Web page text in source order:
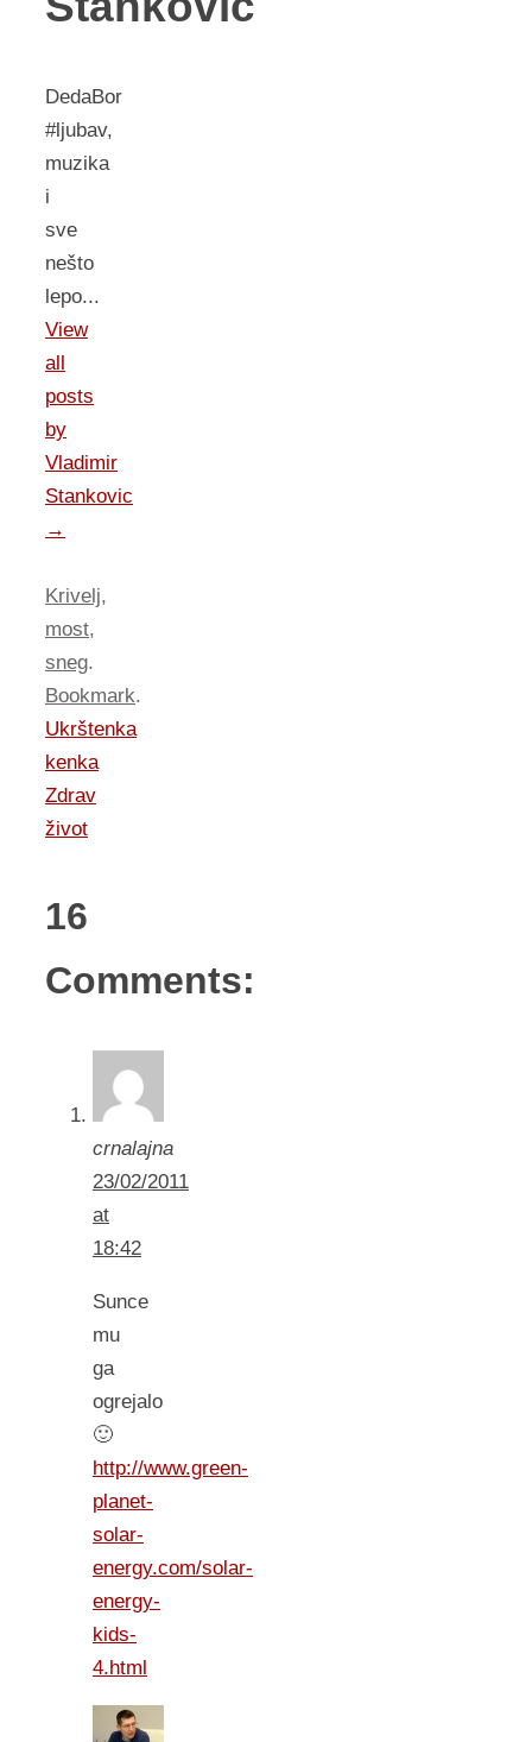
DedaBor
#ljubav,
muzika
i
sve
nešto
lepo...
View
all
posts
by
Vladimir
Stankovic
→
Krivelj,
most,
sneg.
Bookmark.
Ukrštenka
kenka
Zdrav
život
16
Comments:
crnalajna
23/02/2011
at
18:42
Sunce
mu
ga
ogrejalo
🙂
http://www.green-
planet-
solar-
energy.com/solar-
energy-
kids-
4.html